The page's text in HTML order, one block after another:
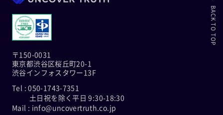
〒150-0031
東京都渋谷区桜丘町20-1
渋谷インフォスタワー13F
Tel : 050-1743-7351
土日祝を除く平日 9:30-18:30
Mail : info@uncovertruth.co.jp
BACK TO TOP